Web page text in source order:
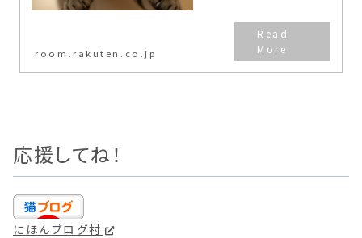
room.rakuten.co.jp
応援してね！
にほんブログ村